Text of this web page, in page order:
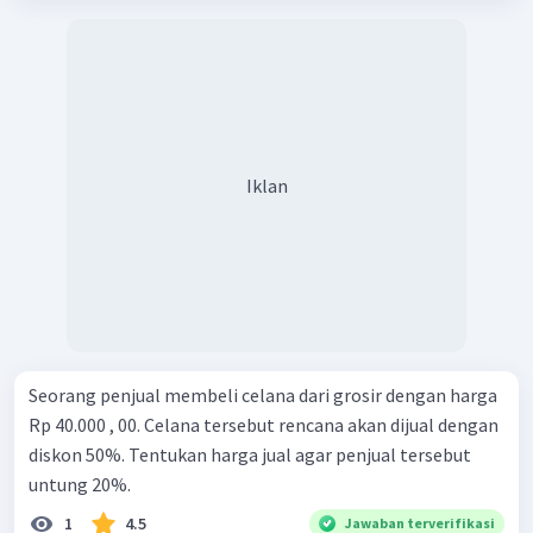
Iklan
Seorang penjual membeli celana dari grosir dengan harga
Rp 40.000 , 00. Celana tersebut rencana akan dijual dengan
diskon 50%. Tentukan harga jual agar penjual tersebut
untung 20%.
1 4.5 Jawaban terverifikasi